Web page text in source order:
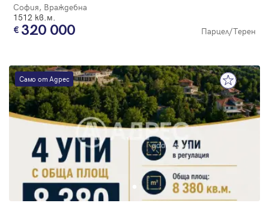
София, Враждебна
1512 кв.м.
320 000 Парцел/Терен
Само от Адрес